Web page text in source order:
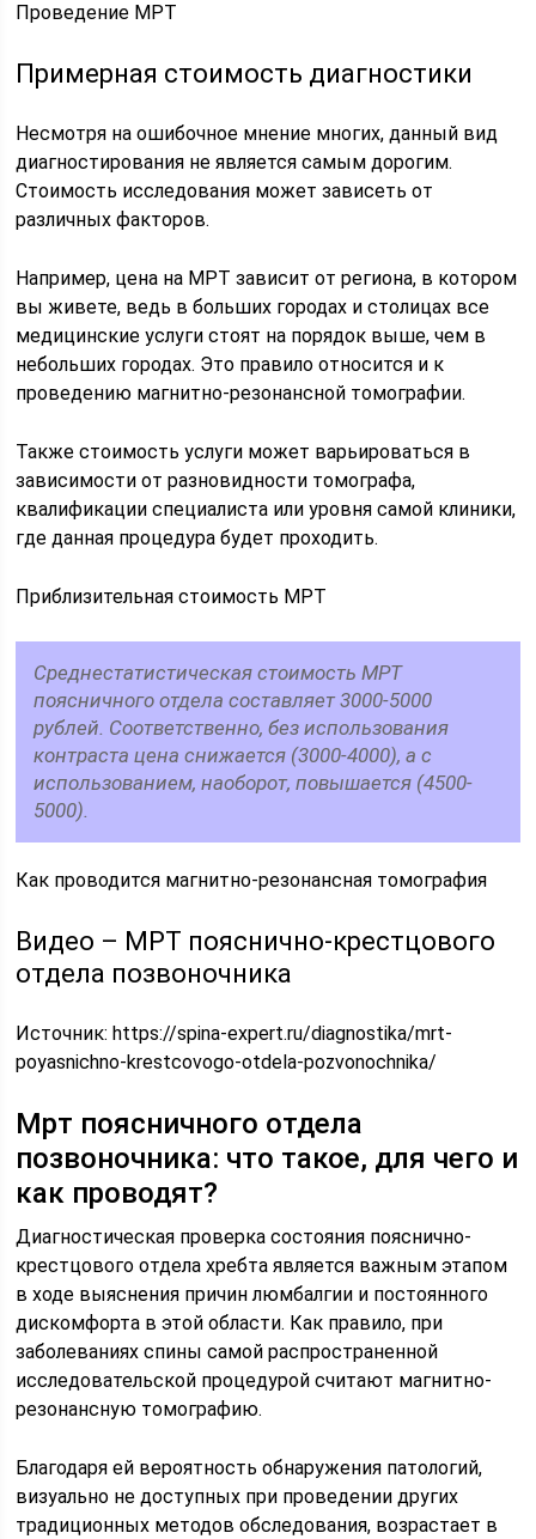
Проведение МРТ
Примерная стоимость диагностики
Несмотря на ошибочное мнение многих, данный вид
диагностирования не является самым дорогим.
Стоимость исследования может зависеть от
различных факторов.
Например, цена на МРТ зависит от региона, в котором
вы живете, ведь в больших городах и столицах все
медицинские услуги стоят на порядок выше, чем в
небольших городах. Это правило относится и к
проведению магнитно-резонансной томографии.
Также стоимость услуги может варьироваться в
зависимости от разновидности томографа,
квалификации специалиста или уровня самой клиники,
где данная процедура будет проходить.
Приблизительная стоимость МРТ
Среднестатистическая стоимость МРТ
поясничного отдела составляет 3000-5000
рублей. Соответственно, без использования
контраста цена снижается (3000-4000), а с
использованием, наоборот, повышается (4500-
5000).
Как проводится магнитно-резонансная томография
Видео – МРТ пояснично-крестцового
отдела позвоночника
Источник:https://spina-expert.ru/diagnostika/mrt-
poyasnichno-krestcovogo-otdela-pozvonochnika/
Мрт поясничного отдела
позвоночника: что такое, для чего и
как проводят?
Диагностическая проверка состояния пояснично-
крестцового отдела хребта является важным этапом
в ходе выяснения причин люмбалгии и постоянного
дискомфорта в этой области. Как правило, при
заболеваниях спины самой распространенной
исследовательской процедурой считают магнитно-
резонансную томографию.
Благодаря ей вероятность обнаружения патологий,
визуально не доступных при проведении других
традиционных методов обследования, возрастает в